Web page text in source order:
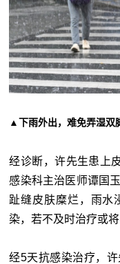
▲下雨外出，难免弄湿双
经诊断，许先生患上
感染科主治医师谭国
趾缝皮肤糜烂，雨水
染，若不及时治疗或将
经5天抗感染治疗，